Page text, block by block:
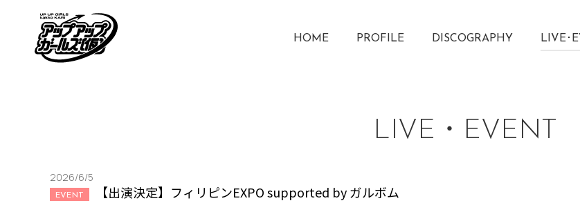
HOME PROFILE DISCOGRAPHY LIVE･
LIVE・EVENT
2026/6/5
EVENT 【出演決定】フィリピンEXPO supported by ガルボム